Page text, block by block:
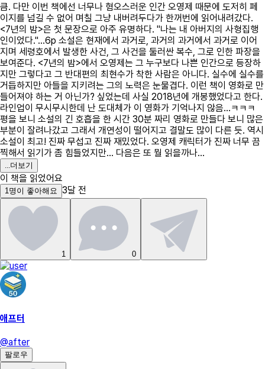
큼. 다만 이번 책에선 너무나 혐오스러운 인간 오영제 때문에 도저히 페
이지를 넘길 수 없어 며칠 그냥 내버려두다가 한꺼번에 읽어내려갔다.
<7년의 밤>은 첫 문장으로 아주 유명하다. "나는 내 아버지의 사형집행
인이었다."...6p 소설은 현재에서 과거로, 과거의 과거에서 과거로 이어
지며 세령호에서 발생한 사건, 그 사건을 둘러싼 복수, 그로 인한 파장을
보여준다. <7년의 밤>에서 오영제는 그 누구보다 나쁜 인간으로 등장하
지만 그렇다고 그 반대편의 최현수가 착한 사람은 아니다. 실수에 실수를
거듭하지만 아들을 지키려는 그의 노력은 눈물겹다. 이런 책이 영화로 만
들어져야 하는 거 아닌가? 싶었는데 사실 2018년에 개봉했었다고 한다.
라인업이 무시무시한데 난 도대체가 이 영화가 기억나지 않음...ㅋㅋㅋ
평을 보니 소설의 긴 호흡을 한 시간 30분 짜리 영화로 만들다 보니 많은
부분이 잘려나갔고 그래서 개연성이 떨어지고 결말도 많이 다른 듯. 역시
소설이 최고! 진짜 무섭고 진짜 재밌었다. 오영제 캐릭터가 진짜 너무 끔
찍해서 읽기가 좀 힘들었지만... 다음은 또 뭘 읽을까나...
...더보기
이 책을 읽었어요
1명 이 좋아해요 3달 전
1 0
애프터
@after
팔로우